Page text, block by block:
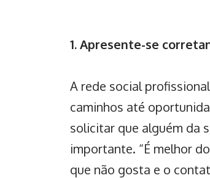
1. Apresente-se
A rede social
caminhos até
solicitar que alguém da
importante. “É melhor
que não gosta e o